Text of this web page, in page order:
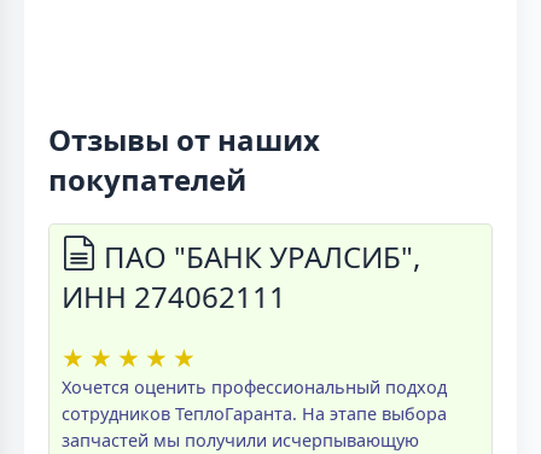
Отзывы от наших
покупателей
ПАО "БАНК УРАЛСИБ",
ИНН 274062111
★ ★ ★ ★ ★
Хочется оценить профессиональный подход
сотрудников ТеплоГаранта. На этапе выбора
запчастей мы получили исчерпывающую